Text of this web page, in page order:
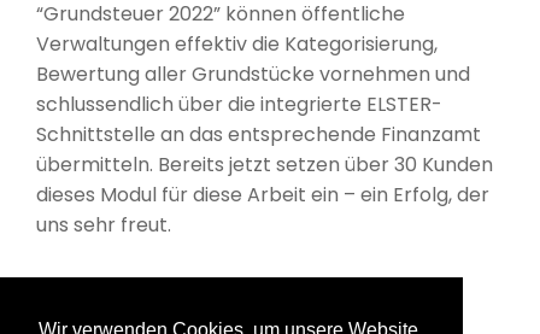
“Grundsteuer 2022” können öffentliche
Verwaltungen effektiv die Kategorisierung,
Bewertung aller Grundstücke vornehmen und
schlussendlich über die integrierte ELSTER-
Schnittstelle an das entsprechende Finanzamt
übermitteln. Bereits jetzt setzen über 30 Kunden
dieses Modul für diese Arbeit ein – ein Erfolg, der
uns sehr freut.